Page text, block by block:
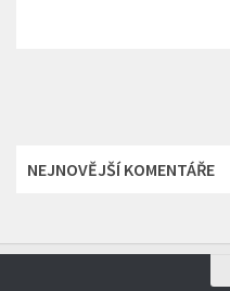
NEJNOVĚJŠÍ KOMENTÁŘE